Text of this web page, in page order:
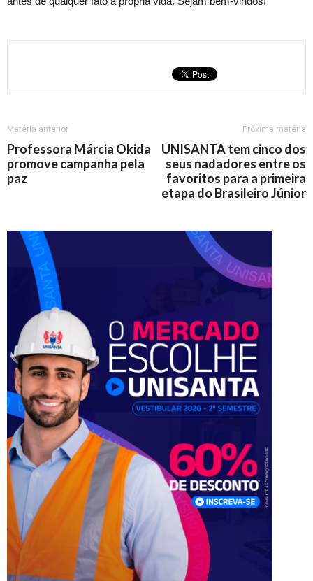
Matéria anterior
Professora Márcia Okida
promove campanha pela
paz
Próxima matéria
UNISANTA tem cinco dos
seus nadadores entre os
favoritos para a primeira
etapa do Brasileiro Júnior